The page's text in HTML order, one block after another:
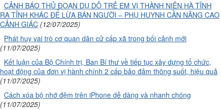
CẢNH BÁO THỦ ĐOẠN DỤ DỖ TRẺ EM VỊ THÀNH NIÊN HÀ TĨNH
RA TỈNH KHÁC ĐỂ LỪA BÁN NGƯỜI – PHỤ HUYNH CẦN NÂNG CAO
CẢNH GIÁC (12/07/2025)
Phát huy vai trò cơ quan dân cử cấp xã trong bối cảnh mới
(11/07/2025)
Kết luận của Bộ Chính trị, Ban Bí thư về tiếp tục xây dựng tổ chức,
hoạt động của đơn vị hành chính 2 cấp bảo đảm thông suốt, hiệu quả
(11/07/2025)
Cách xóa bộ nhớ đệm trên iPhone dễ dàng và nhanh chóng
(11/07/2025)